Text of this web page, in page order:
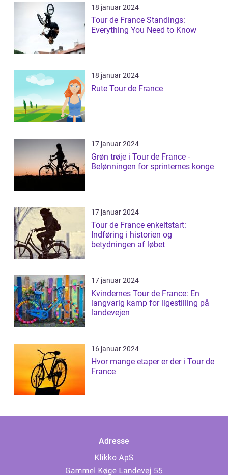
18 januar 2024
Tour de France Standings:
Everything You Need to Know
18 januar 2024
Rute Tour de France
17 januar 2024
Grøn trøje i Tour de France -
Belønningen for sprinternes konge
17 januar 2024
Tour de France enkeltstart:
Indføring i historien og
betydningen af løbet
17 januar 2024
Kvindernes Tour de France: En
langvarig kamp for ligestilling på
landevejen
16 januar 2024
Hvor mange etaper er der i Tour de
France
Adresse